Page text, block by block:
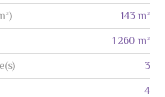
143 m²
1 260 m²
3
4